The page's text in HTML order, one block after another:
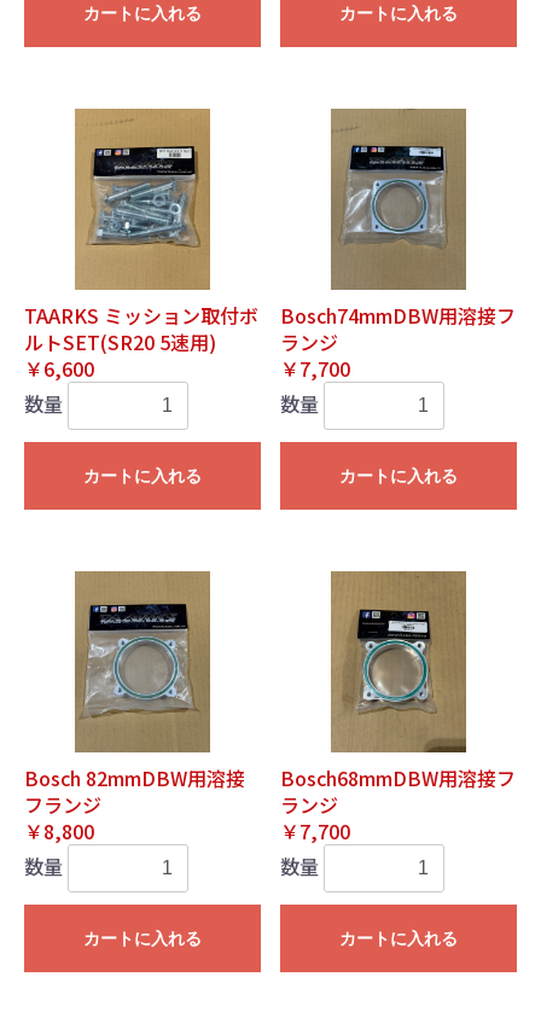
カートに入れる カートに入れる
TAARKS ミッション取付ボ
ルトSET(SR20 5速用)
￥6,600
数量
カートに入れる
Bosch74mmDBW用溶接フ
ランジ
￥7,700
数量
カートに入れる
Bosch 82mmDBW用溶接
フランジ
￥8,800
数量
カートに入れる
Bosch68mmDBW用溶接フ
ランジ
￥7,700
数量
カートに入れる